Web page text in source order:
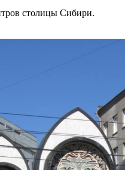
столицы Сибири.